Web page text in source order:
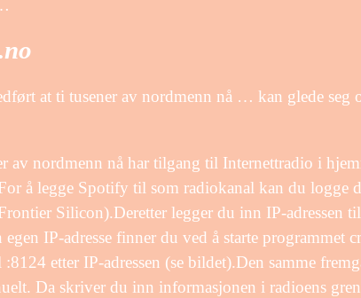
at ti tusener av nordmenn nå … kan glede
av nordmenn nå har tilgang til Internettradio i
å legge Spotify til som radiokanal kan du logge
Silicon).Deretter legger du inn IP-adressen
IP-adresse finner du ved å starte programmet
etter IP-adressen (se bildet).Den samme
Da skriver du inn informasjonen i radioens